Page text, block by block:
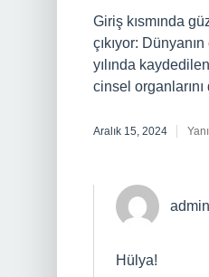
Giriş kısmında
çıkıyor:
yılında
cinsel
Aralık 15, 2024
admin
Hülya!